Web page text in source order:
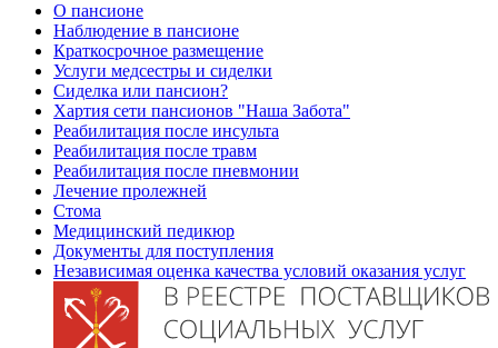
О пансионе
Наблюдение в пансионе
Краткосрочное размещение
Услуги медсестры и сиделки
Сиделка или пансион?
Хартия сети пансионов "Наша Забота"
Реабилитация после инсульта
Реабилитация после травм
Реабилитация после пневмонии
Лечение пролежней
Стома
Медицинский педикюр
Документы для поступления
Независимая оценка качества условий оказания услуг